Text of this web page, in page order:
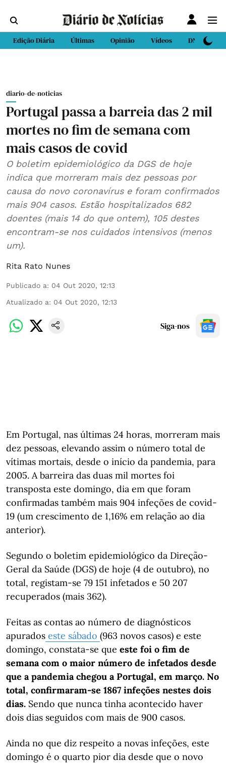
Edição Diária Últimas Opinião Vídeos DN Sport
diario-de-noticias
Portugal passa a barreia das 2 mil
mortes no fim de semana com
mais casos de covid
O boletim epidemiológico da DGS de hoje
indica que morreram mais dez pessoas por
causa do novo coronavírus e foram confirmados
mais 904 casos. Estão hospitalizados 682
doentes (mais 14 do que ontem), 105 destes
encontram-se nos cuidados intensivos (menos
um).
Rita Rato Nunes
Publicado a: 04 Out 2020, 12:13
Atualizado a: 04 Out 2020, 12:13
Siga-nos
Em Portugal, nas últimas 24 horas, morreram mais
dez pessoas, elevando assim o número total de
vítimas mortais, desde o início da pandemia, para
2005. A barreira das duas mil mortes foi
transposta este domingo, dia em que foram
confirmadas também mais 904 infeções de covid-
19 (um crescimento de 1,16% em relação ao dia
anterior).
Segundo o boletim epidemiológico da Direção-
Geral da Saúde (DGS) de hoje (4 de outubro), no
total, registam-se 79 151 infetados e 50 207
recuperados (mais 362).
Feitas as contas ao número de diagnósticos
apurados este sábado (963 novos casos) e este
domingo, constata-se que este foi o fim de
semana com o maior número de infetados desde
que a pandemia chegou a Portugal, em março. No
total, confirmaram-se 1867 infeções nestes dois
dias. Sendo que nunca tinha acontecido haver
dois dias seguidos com mais de 900 casos.
Ainda no que diz respeito a novas infeções, este
domingo é o quarto pior dia desde que o novo